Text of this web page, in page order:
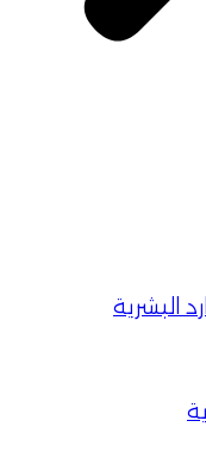
البشرية